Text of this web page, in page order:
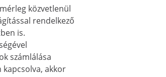
közvetlenül
rendelkező
is.
számlálása
kapcsolva, akkor